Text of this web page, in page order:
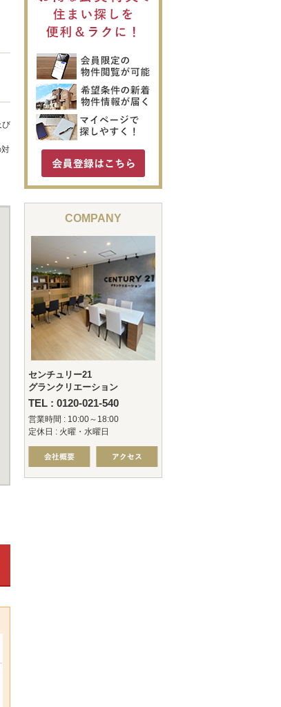
び
COMPANY
センチュリー21
グランクリエーション
TEL : 0120-021-540
営業時間 : 10:00～18:00
定休日 : 火曜・水曜日